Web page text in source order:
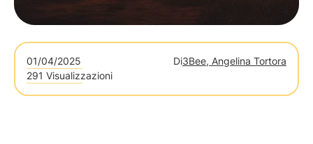
01/04/2025 Di3Bee, Angelina Tortora
291 Visualizzazioni